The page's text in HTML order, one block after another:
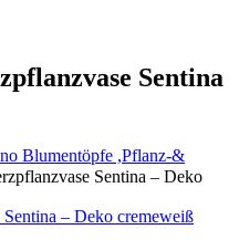
Sentina
Blumentöpfe ,Pflanz-&
Sentina – Deko